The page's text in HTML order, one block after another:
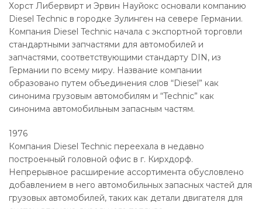
Хорст Либервирт и Эрвин Науйокс основали компанию
Diesel Technic в городке Зулинген на севере Германии.
Компания Diesel Technic начала с экспортной торговли
стандартными запчастями для автомобилей и
запчастями, соответствующими стандарту DIN, из
Германии по всему миру. Название компании
образовано путем объединения слов “Diesel” как
синонима грузовым автомобилям и “Technic” как
синонима автомобильным запасным частям.
1976
Компания Diesel Technic переехала в недавно
построенный головной офис в г. Кирхдорф.
Непрерывное расширение ассортимента обусловлено
добавлением в него автомобильных запасных частей для
грузовых автомобилей, таких как детали двигателя для